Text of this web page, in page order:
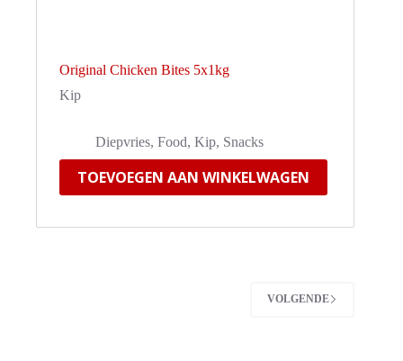
Original Chicken Bites 5x1kg
Kip
Diepvries, Food, Kip, Snacks
TOEVOEGEN AAN WINKELWAGEN
VOLGENDE